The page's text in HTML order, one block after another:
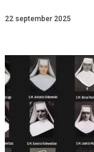
22 september 2025